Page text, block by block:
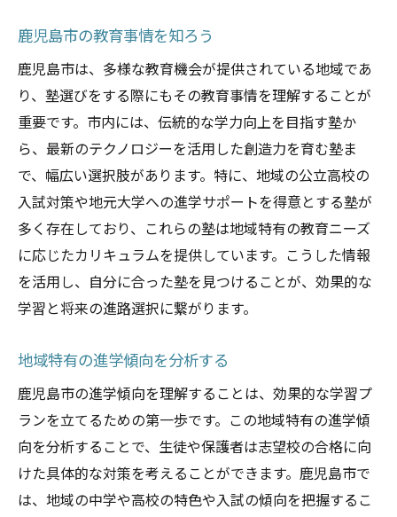
地元文化を反映した教育アプローチ
地域の教育目標に対応する塾の役割
地元講師が提供する親しみやすさ
地域資源を活用した学びの場
地域特有の行事を活かした教育
地域との連携がもたらす利点
集団授業で伸びる可能性鹿児島市の塾で学ぶ意
義
集団授業が育むチームワーク力
鹿児島市での学びが将来に与える影響
競争が生むポジティブな学習環境
集団の中で学ぶ自信と達成感
地域社会での人間関係を築く重要性
鹿児島市の教育事情を知ろう
鹿児島市は、多様な教育機会が提供されている地域であ
り、塾選びをする際にもその教育事情を理解することが
重要です。市内には、伝統的な学力向上を目指す塾か
ら、最新のテクノロジーを活用した創造力を育む塾ま
で、幅広い選択肢があります。特に、地域の公立高校の
入試対策や地元大学への進学サポートを得意とする塾が
多く存在しており、これらの塾は地域特有の教育ニーズ
に応じたカリキュラムを提供しています。こうした情報
を活用し、自分に合った塾を見つけることが、効果的な
学習と将来の進路選択に繋がります。
地域特有の進学傾向を分析する
鹿児島市の進学傾向を理解することは、効果的な学習プ
ランを立てるための第一歩です。この地域特有の進学傾
向を分析することで、生徒や保護者は志望校の合格に向
けた具体的な対策を考えることができます。鹿児島市で
は、地域の中学や高校の特色や入試の傾向を把握するこ